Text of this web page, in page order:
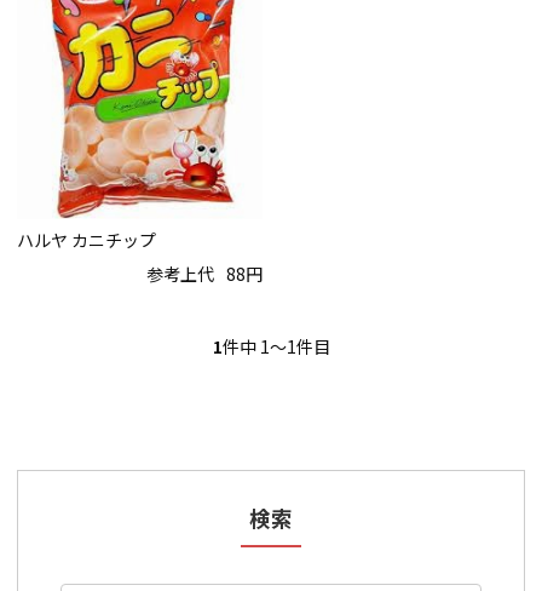
ハルヤ カニチップ
参考上代 88円
1件中 1〜1件目
検索